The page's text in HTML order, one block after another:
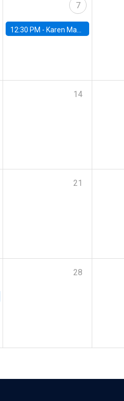
7
12:30 PM - Karen Macours, Paris School of Economics
14
21
28